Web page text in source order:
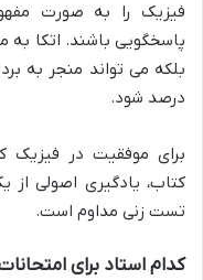
فیزیک را به صورت
پاسخگویی باشند. اتکا به
بلکه می تواند منجر به
درصد شود.
برای موفقیت در
کتاب، یادگیری اصولی از
تست زنی مداوم است.
کدام استاد برای